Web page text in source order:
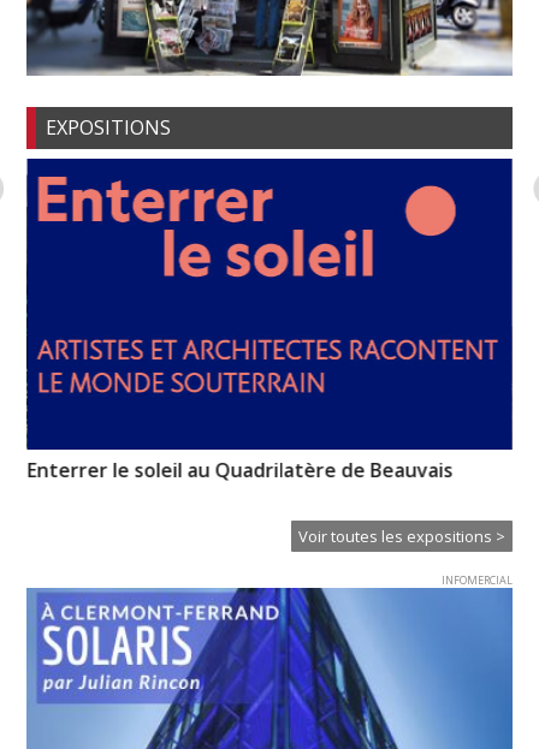
EXPOSITIONS
Enterrer le soleil au Quadrilatère de Beauvais
Voir toutes les expositions >
INFOMERCIAL